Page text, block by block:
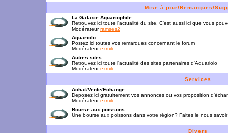
Mise à jour/Remarques/
La Galaxie Aquariophile
Retrouvez ici toute l'actualité du site. C'est aussi ici que vous
Modérateurramses2
Aquariolo
Postez ici toutes vos remarques concernant le forum
Modérateurexmili
Autres sites
Retrouvez ici toute l'actualité des sites partenaires d'Aquariolo
Modérateurexmili
Services
Achat/Vente/Echange
Deposez ici gratuitement vos annonces ou vos proposition
Modérateurexmili
Bourse aux poissons
Une bourse aux poissons dans votre région? Faites le nous savoir
Divers